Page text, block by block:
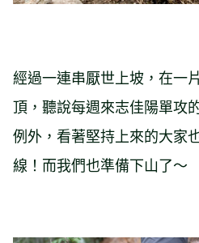
經過一連串厭世上坡，在一
頂，聽說每週來志佳陽單攻
例外，看著堅持上來的大家
線！而我們也準備下山了～